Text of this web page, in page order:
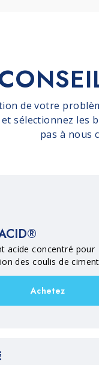
de votre
sélectionnez les
pas à nous
acide concentré pour
des coulis de
et des
de la pierre, des
Achetez